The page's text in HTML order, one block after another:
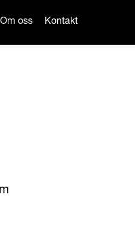
Om oss Kontakt